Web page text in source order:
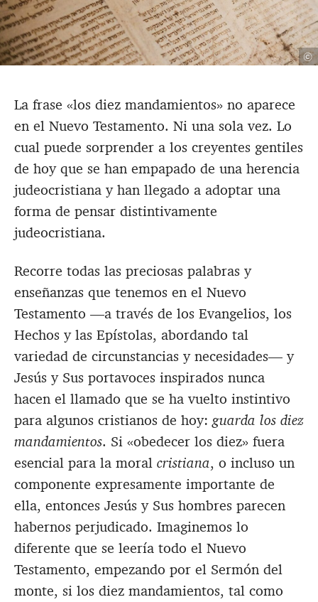
©
La frase «los diez mandamientos» no aparece
en el Nuevo Testamento. Ni una sola vez. Lo
cual puede sorprender a los creyentes gentiles
de hoy que se han empapado de una herencia
judeocristiana y han llegado a adoptar una
forma de pensar distintivamente
judeocristiana.
Recorre todas las preciosas palabras y
enseñanzas que tenemos en el Nuevo
Testamento —a través de los Evangelios, los
Hechos y las Epístolas, abordando tal
variedad de circunstancias y necesidades— y
Jesús y Sus portavoces inspirados nunca
hacen el llamado que se ha vuelto instintivo
para algunos cristianos de hoy: guarda los diez
mandamientos. Si «obedecer los diez» fuera
esencial para la moral cristiana, o incluso un
componente expresamente importante de
ella, entonces Jesús y Sus hombres parecen
habernos perjudicado. Imaginemos lo
diferente que se leería todo el Nuevo
Testamento, empezando por el Sermón del
monte, si los diez mandamientos, tal como